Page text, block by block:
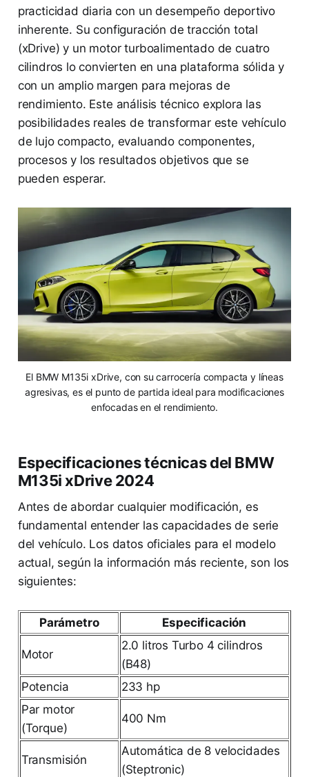
practicidad diaria con un desempeño deportivo
inherente. Su configuración de tracción total
(xDrive) y un motor turboalimentado de cuatro
cilindros lo convierten en una plataforma sólida y
con un amplio margen para mejoras de
rendimiento. Este análisis técnico explora las
posibilidades reales de transformar este vehículo
de lujo compacto, evaluando componentes,
procesos y los resultados objetivos que se
pueden esperar.
El BMW M135i xDrive, con su carrocería compacta y líneas
agresivas, es el punto de partida ideal para modificaciones
enfocadas en el rendimiento.
Especificaciones técnicas del BMW
M135i xDrive 2024
Antes de abordar cualquier modificación, es
fundamental entender las capacidades de serie
del vehículo. Los datos oficiales para el modelo
actual, según la información más reciente, son los
siguientes:
Parámetro Especificación
Motor
2.0 litros Turbo 4 cilindros
(B48)
Potencia
233 hp
Par motor
(Torque)
400 Nm
Transmisión
Automática de 8 velocidades
(Steptronic)